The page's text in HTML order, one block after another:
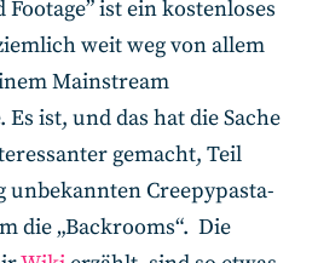
Footage” ist ein kostenloses
weit weg von allem
Mainstream
ist, und das hat die Sache
gemacht, Teil
Creepypasta-
die „Backrooms“. Die